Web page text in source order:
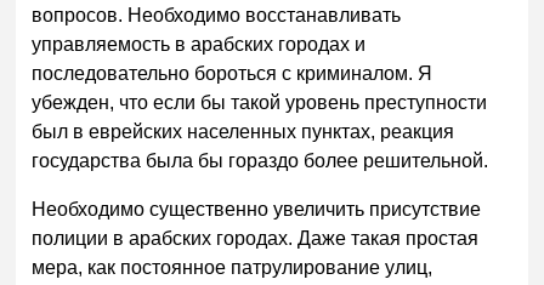
вопросов. Необходимо восстанавливать
управляемость в арабских городах и
последовательно бороться с криминалом. Я
убежден, что если бы такой уровень преступности
был в еврейских населенных пунктах, реакция
государства была бы гораздо более решительной.
Необходимо существенно увеличить присутствие
полиции в арабских городах. Даже такая простая
мера, как постоянное патрулирование улиц,